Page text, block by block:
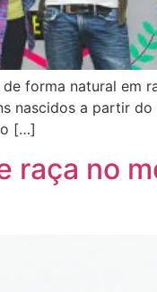
forma natural em
nascidos a partir
[…]
raça no